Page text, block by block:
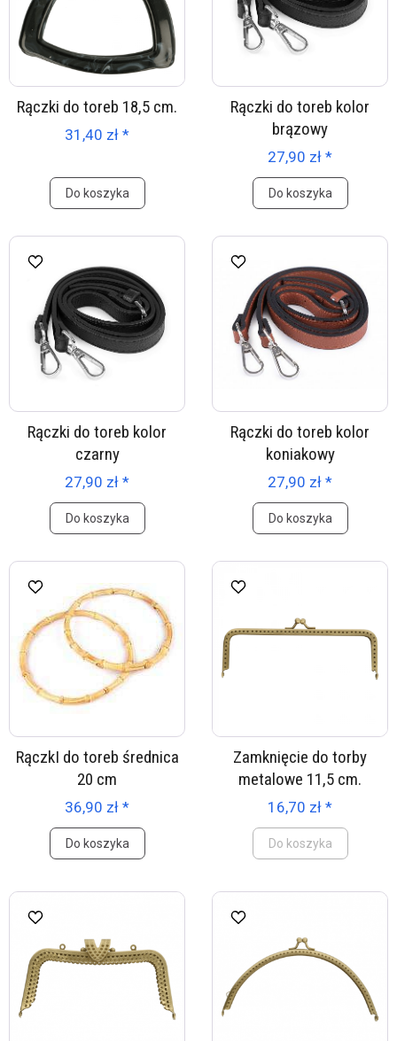
Rączki do toreb 18,5 cm.
31,40 zł *
Do koszyka
Rączki do toreb kolor
brązowy
27,90 zł *
Do koszyka
Rączki do toreb kolor
czarny
27,90 zł *
Do koszyka
Rączki do toreb kolor
koniakowy
27,90 zł *
Do koszyka
RączkI do toreb średnica
20 cm
36,90 zł *
Do koszyka
Zamknięcie do torby
metalowe 11,5 cm.
16,70 zł *
Do koszyka